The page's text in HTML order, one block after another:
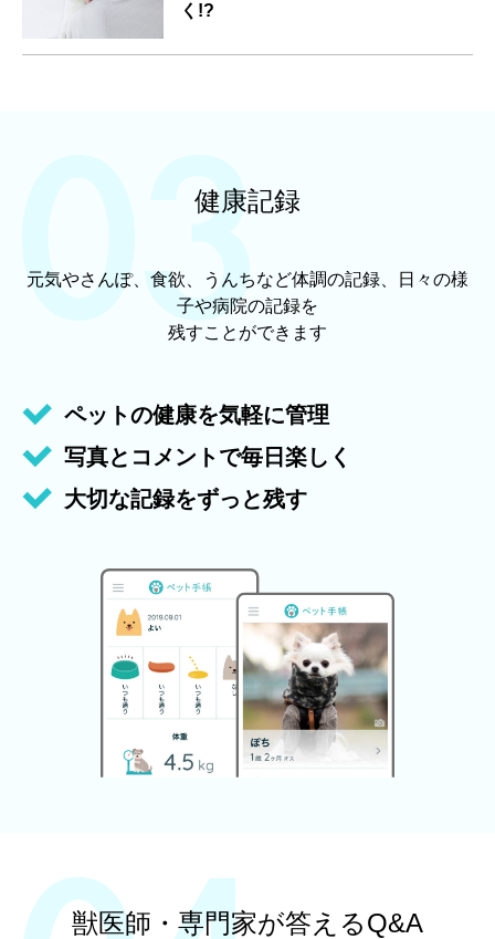
く!?
健康記録
元気やさんぽ、食欲、うんちなど体調の記録、日々の様
子や病院の記録を
残すことができます
ペットの健康を気軽に管理
写真とコメントで毎日楽しく
大切な記録をずっと残す
獣医師・専門家が答えるQ&A